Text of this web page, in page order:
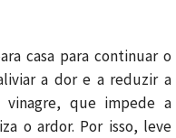
casa para continuar o
a dor e a reduzir a
vinagre, que impede a
o ardor. Por isso, leve